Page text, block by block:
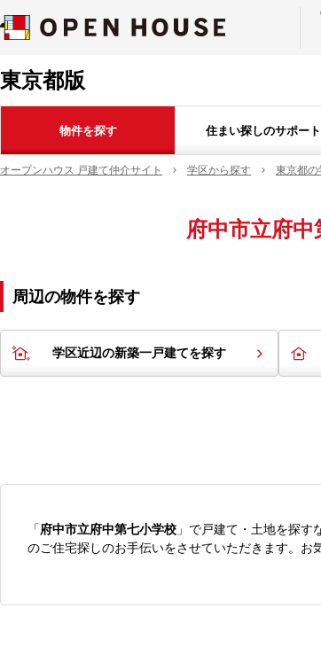
東京都版
物件を探す 住まい探しのサポート
オープンハウス 戸建て仲介サイト 学区から探す 東京都の
府中市立府
周辺の物件を探す
学区近辺の新築一戸建てを探す
「府中市立府中第七小学校 」で戸建て・土地を探す
のご住宅探しのお手伝いをさせていただきます。お